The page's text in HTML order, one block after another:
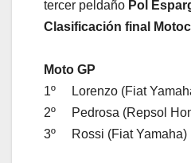
tercer peldaño Pol
Clasificación final
Moto GP
1º Lorenzo (Fiat
2º Pedrosa (Repsol
3º Rossi (Fiat